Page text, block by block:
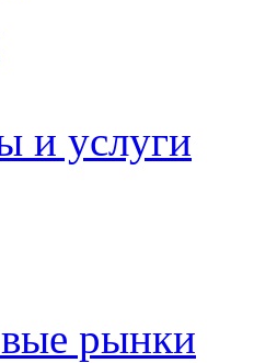
и услуги
рынки